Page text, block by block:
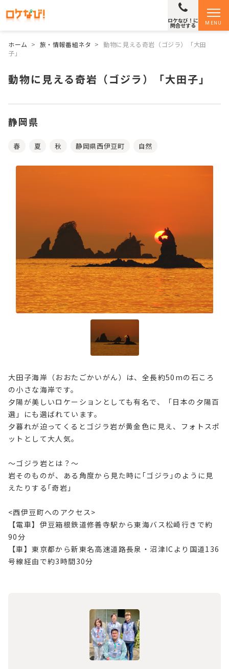
MENU
ロケなび！に
問合せする
ホーム > 旅・情報番組ネタ >
動物に見える奇岩（ゴジラ）「大田
子」
動物に見える奇岩（ゴジラ）「大田子」
静岡県
春 夏 秋 静岡県西伊豆町 自然
大田子海岸（おおたごかいがん）は、全長約50mの石ころ
の小さな海岸です。
夕陽が美しいロケーションとしても有名で、「日本の夕陽百
選」にも選ばれています。
夕暮れが迫ってくるとゴジラ岩が黄金色に見え、フォトスポ
ットとして大人気。
～ゴジラ岩とは？～
岩そのものが、ある角度から見た時に｢ゴジラ｣のように見
えたりする｢奇岩｣
<西伊豆町へのアクセス>
【電車】伊豆箱根鉄道修善寺駅から東海バス松崎行きで約
90分
【車】東京都から新東名高速道路長泉・沼津ICより国道136
号線経由で約3時間30分